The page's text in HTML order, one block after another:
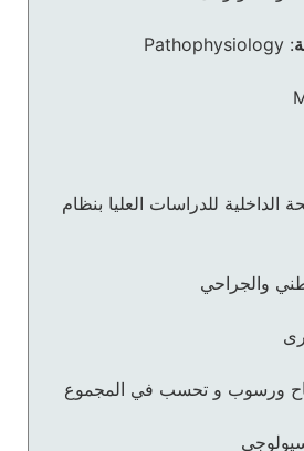
:
Pathophysiology
الداخلية للدراسات العليا بنظام
والجراحي
ورسوب و تحسب في المجموع